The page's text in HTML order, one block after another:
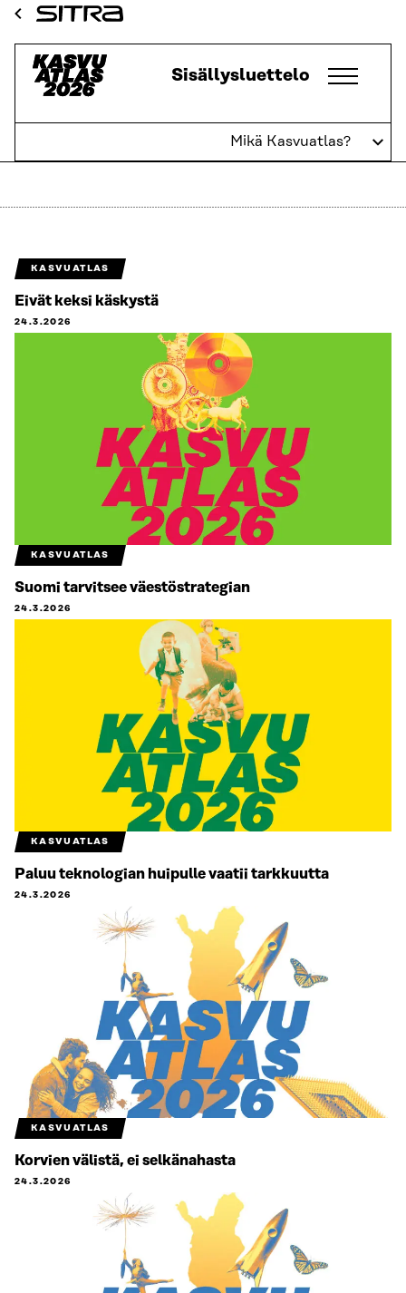
Siirry
sisältöön
Sitra
Kasvuatlas
Mikä Kasvuatlas?
Sisällysluettelo
KASVUATLAS
Eivät keksi käskystä
24.3.2026
KASVUATLAS
Suomi tarvitsee väestöstrategian
24.3.2026
KASVUATLAS
Paluu teknologian huipulle vaatii tarkkuutta
24.3.2026
KASVUATLAS
Korvien välistä, ei selkänahasta
24.3.2026